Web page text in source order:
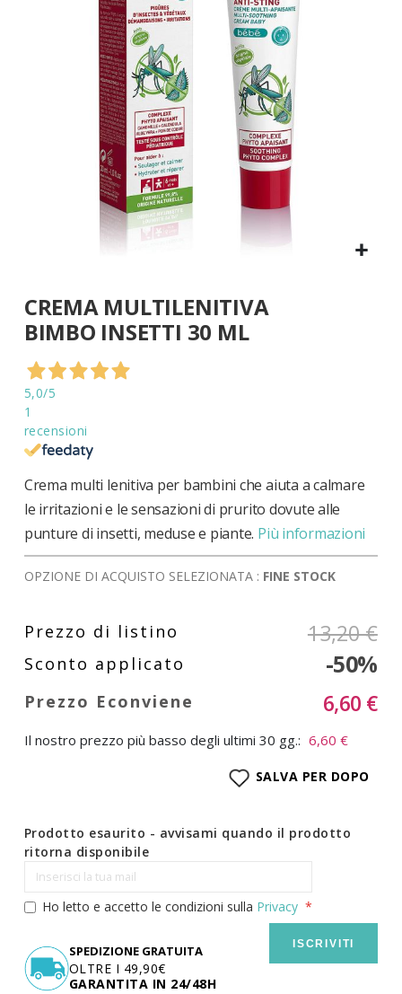
all'inizio
della
galleria
immagini
CREMA MULTILENITIVA
BIMBO INSETTI 30 ML
5,0/5
1
recensioni
Crema multi lenitiva per bambini che aiuta a calmare
le irritazioni e le sensazioni di prurito dovute alle
punture di insetti, meduse e piante. Più informazioni
OPZIONE DI ACQUISTO SELEZIONATA : FINE STOCK
13,20 €
-50%
6,60 €
Il nostro prezzo più basso degli ultimi 30 gg.: 6,60 €
SALVA PER DOPO
Prodotto esaurito - avvisami quando il prodotto
ritorna disponibile
Ho letto e accetto le condizioni sulla Privacy
ISCRIVITI
SPEDIZIONE GRATUITA
OLTRE I 49,90€
GARANTITA IN 24/48H